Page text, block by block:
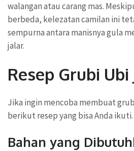
walangan atau carang mas.
berbeda, kelezatan camilan ini
sempurna antara manisnya gula
jalar.
Resep Grubi Ubi
Jika ingin mencoba membuat
berikut resep yang bisa Anda ikuti.
Bahan yang